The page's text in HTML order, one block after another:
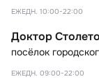
ЕЖЕДН. 10:00-22:00
Доктор
посёлок
ЕЖЕДН. 09:00-22:00